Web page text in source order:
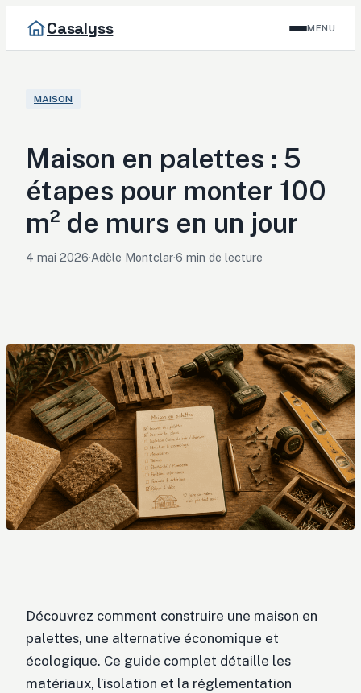
Casalyss MENU
MAISON
Maison en palettes : 5
étapes pour monter 100
m² de murs en un jour
4 mai 2026·Adèle Montclar·6 min de lecture
Découvrez comment construire une maison en
palettes, une alternative économique et
écologique. Ce guide complet détaille les
matériaux, l’isolation et la réglementation